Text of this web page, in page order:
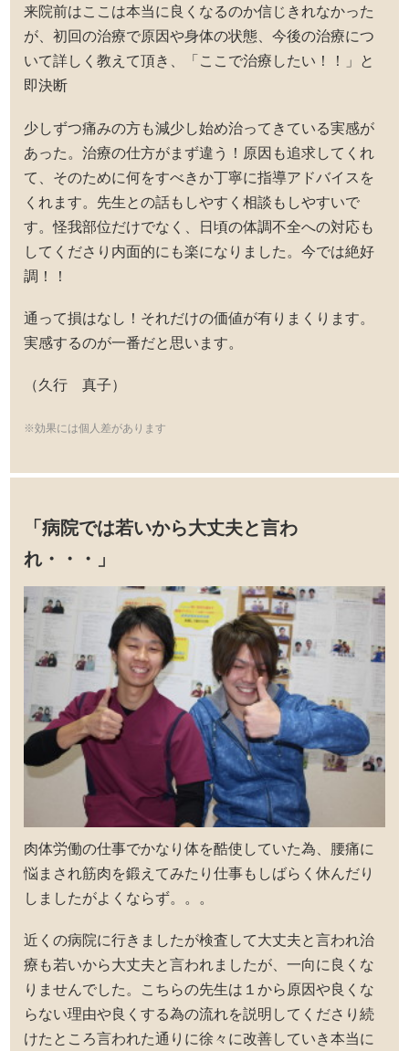
来院前はここは本当に良くなるのか信じきれなかった
が、初回の治療で原因や身体の状態、今後の治療につ
いて詳しく教えて頂き、「ここで治療したい！！」と
即決断
少しずつ痛みの方も減少し始め治ってきている実感が
あった。治療の仕方がまず違う！原因も追求してくれ
て、そのために何をすべきか丁寧に指導アドバイスを
くれます。先生との話もしやすく相談もしやすいで
す。怪我部位だけでなく、日頃の体調不全への対応も
してくださり内面的にも楽になりました。今では絶好
調！！
通って損はなし！それだけの価値が有りまくります。
実感するのが一番だと思います。
（久行 真子）
※効果には個人差があります
「病院では若いから大丈夫と言わ
れ・・・」
肉体労働の仕事でかなり体を酷使していた為、腰痛に
悩まされ筋肉を鍛えてみたり仕事もしばらく休んだり
しましたがよくならず。。。
近くの病院に行きましたが検査して大丈夫と言われ治
療も若いから大丈夫と言われましたが、一向に良くな
りませんでした。こちらの先生は１から原因や良くな
らない理由や良くする為の流れを説明してくださり続
けたところ言われた通りに徐々に改善していき本当に